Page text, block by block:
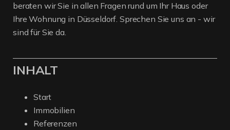
beraten wir Sie in allen Fragen rund um Ihr Haus oder
Ihre Wohnung in Düsseldorf. Sprechen Sie uns an - wir
sind für Sie da.
INHALT
Start
Immobilien
Referenzen